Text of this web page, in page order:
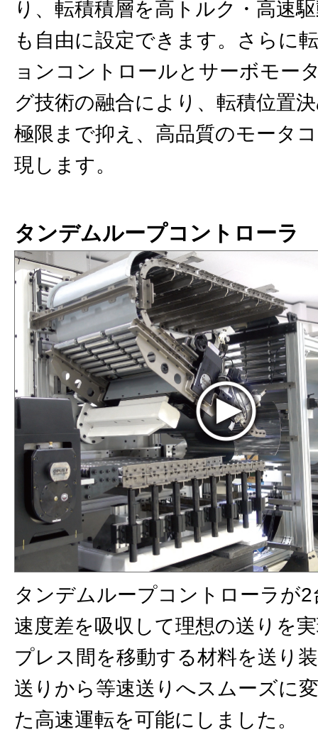
り、転積積層を⾼トルク・⾼速
も⾃由に設定できます。さらに
ョンコントロールとサーボモー
グ技術の融合により、転積位置
極限まで抑え、⾼品質のモータ
現します。
タンデムループコントローラ
タンデムループコントローラが
速度差を吸収して理想の送りを
プレス間を移動する材料を送り
送りから等速送りへスムーズに
た⾼速運転を可能にしました。